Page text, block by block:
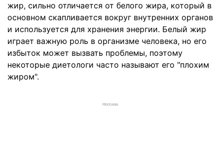
жир, сильно отличается от белого жира, который в
основном скапливается вокруг внутренних органов
и используется для хранения энергии. Белый жир
играет важную роль в организме человека, но его
избыток может вызвать проблемы, поэтому
некоторые диетологи часто называют его "плохим
жиром".
РЕКЛАМА